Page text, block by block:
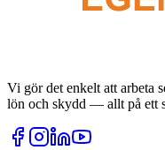
Vi gör det enkelt att arbeta
lön och skydd — allt på ett